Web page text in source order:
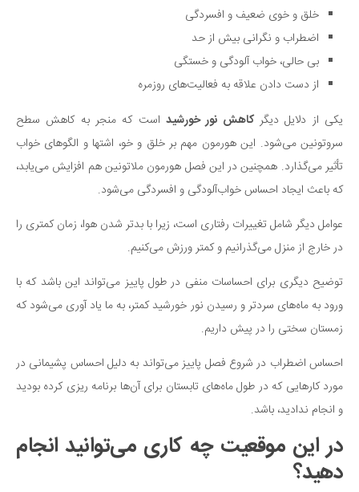
زمین و محیط زیست
خودرو
سرگرمی
بازی
طنز
فال
مسابقه
اخبار
خلق و خوی ضعیف و افسردگی
اضطراب و نگرانی بیش از حد
بی حالی، خواب آلودگی و خستگی
از دست دادن علاقه به فعالیت‌های روزمره
یکی از دلایل دیگرکاهش نور خورشید است که منجر به کاهش سطح
سروتونین می‌شود. این هورمون مهم بر خلق و خو، اشتها و الگوهای خواب
تأثیر می‌گذارد. همچنین در این فصل هورمون ملاتونین هم افزایش می‌یابد،
که باعث ایجاد احساس خواب‌آلودگی و افسردگی می‌شود.
عوامل دیگر شامل تغییرات رفتاری است، زیرا با بدتر شدن هوا، زمان کمتری را
در خارج از منزل می‌گذرانیم و کمتر ورزش می‌کنیم.
توضیح دیگری برای احساسات منفی در طول پاییز می‌تواند این باشد که با
ورود به ماه‌های سردتر و رسیدن نور خورشید کمتر، به ما یاد آوری می‌شود که
زمستان سختی را در پیش داریم.
احساس اضطراب در شروع فصل پاییز می‌تواند به دلیل احساس پشیمانی در
مورد کارهایی که در طول ماه‌های تابستان برای آن‌ها برنامه ریزی کرده بودید
و انجام ندادید، باشد.
در این موقعیت چه کاری می‌توانید انجام
دهید؟